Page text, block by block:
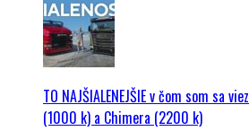
TO NAJŠIALENEJŠIE v čom som sa
(1000 k) a Chimera (2200 k)